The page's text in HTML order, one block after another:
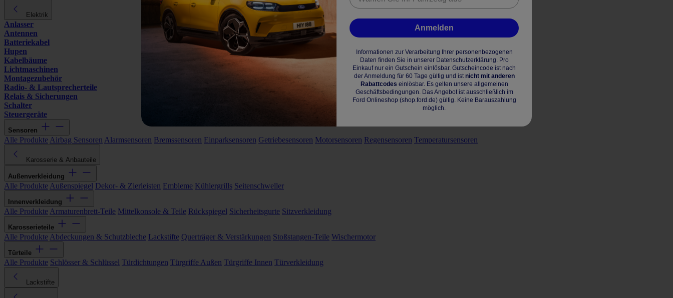
Elektrik
Anlasser
Antennen
Batteriekabel
Hupen
Kabelbäume
Lichtmaschinen
Montagezubehör
Radio- & Lautsprecherteile
Relais & Sicherungen
Schalter
Steuergeräte
Sensoren
Alle Produkte Airbag Sensoren Alarmsensoren Bremssensoren Einparksensoren Getriebesensoren Motorsensoren Regensensoren Temperatursensoren
Karosserie & Anbauteile
Außenverkleidung
Alle Produkte Außenspiegel Dekor- & Zierleisten Embleme Kühlergrills Seitenschweller
Innenverkleidung
Alle Produkte Armaturenbrett-Teile Mittelkonsole & Teile Rückspiegel Sicherheitsgurte Sitzverkleidung
Karosserieteile
Alle Produkte Abdeckungen & Schutzbleche Lackstifte Querträger & Verstärkungen Stoßstangen-Teile Wischermotor
Türteile
Alle Produkte Schlösser & Schlüssel Türdichtungen Türgriffe Außen Türgriffe Innen Türverkleidung
Lackstifte
Anmelden
Informationen zur Verarbeitung Ihrer personenbezogenen
Daten finden Sie in unserer Datenschutzerklärung. Pro
Einkauf nur ein Gutschein einlösbar. Gutscheincode ist nach
der Anmeldung für 60 Tage gültig und ist nicht mit anderen
Rabattcodes einlösbar. Es gelten unsere allgemeinen
Geschäftsbedingungen. Das Angebot ist ausschließlich im
Ford Onlineshop (shop.ford.de) gültig. Keine Barauszahlung
möglich.